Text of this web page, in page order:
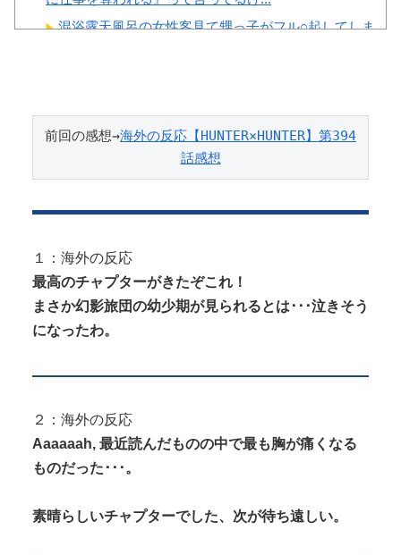
混浴露天風呂の女性客見て甥っ子がフル○起してしま
海外「ディズニーがゴミのようだ！」日本がアニメ
化した米人気SF作品に絶賛の声が殺...
『I"s〈アイズ〉』の桂正和さん、とんでもなくエ●チ
なパンツを描く。これもう芸術...
Powered by livedoor 相互RSS
前回の感想→海外の反応【HUNTER×HUNTER】第394
話感想
１：海外の反応
最高のチャプターがきたぞこれ！
まさか幻影旅団の幼少期が見られるとは･･･泣きそう
になったわ。
２：海外の反応
Aaaaaah, 最近読んだものの中で最も胸が痛くなる
ものだった･･･。
素晴らしいチャプターでした、次が待ち遠しい。